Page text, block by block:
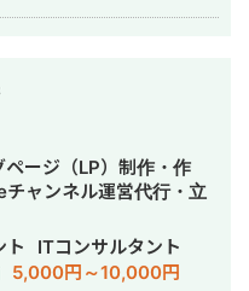
ページ（LP）制作・作
ャンネル運営代行・立
策・新規事業立上・
記事作成代行・ライテ
ト ITコンサルタント
5,000円～10,000円